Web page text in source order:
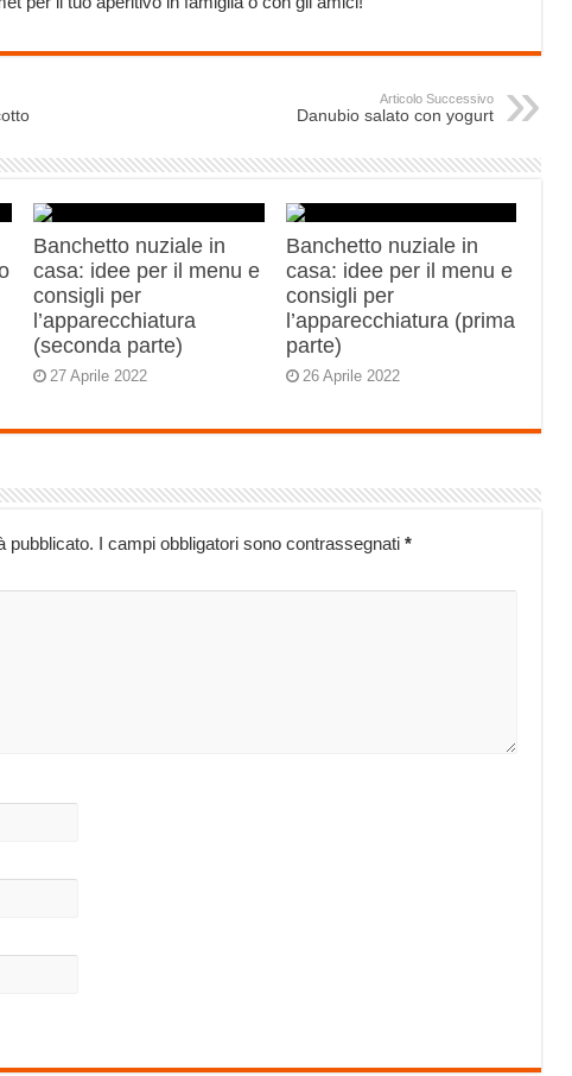
Articolo Successivo
Danubio salato con yogurt
Banchetto nuziale in
casa: idee per il menu e
consigli per
l’apparecchiatura
(seconda parte)
27 Aprile 2022
Banchetto nuziale in
casa: idee per il menu e
consigli per
l’apparecchiatura (prima
parte)
26 Aprile 2022
pubblicato. I campi obbligatori sono contrassegnati *